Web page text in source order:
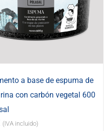
a base de espuma de
con carbón vegetal 600
(IVA incluido)